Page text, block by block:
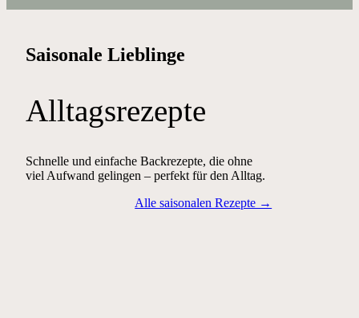
Saisonale Lieblinge
Alltagsrezepte
Schnelle und einfache Backrezepte, die ohne
viel Aufwand gelingen – perfekt für den Alltag.
Alle saisonalen Rezepte →